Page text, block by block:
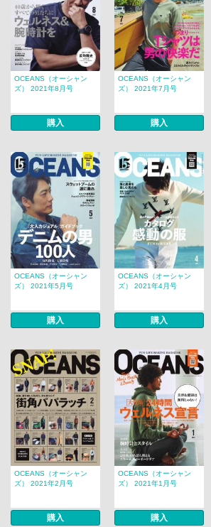
OCEANS（オーシャン
ズ） 2021年8月号
購入
OCEANS（オーシャン
ズ） 2021年7月号
購入
OCEANS（オーシャン
ズ） 2021年5月号
購入
OCEANS（オーシャン
ズ） 2021年4月号
購入
OCEANS（オーシャン
ズ） 2021年2月号
購入
OCEANS（オーシャン
ズ） 2021年1月号
購入